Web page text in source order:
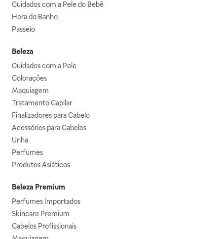
Cuidados com a Pele do Bebê
Hora do Banho
Passeio
Beleza
Cuidados com a Pele
Colorações
Maquiagem
Tratamento Capilar
Finalizadores para Cabelo
Acessórios para Cabelos
Unha
Perfumes
Produtos Asiáticos
Beleza Premium
Perfumes Importados
Skincare Premium
Cabelos Profissionais